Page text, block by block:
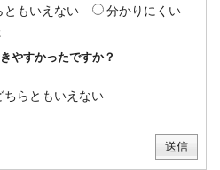
ともいえない
分かりにくい
やすかったですか？
ちらともいえない